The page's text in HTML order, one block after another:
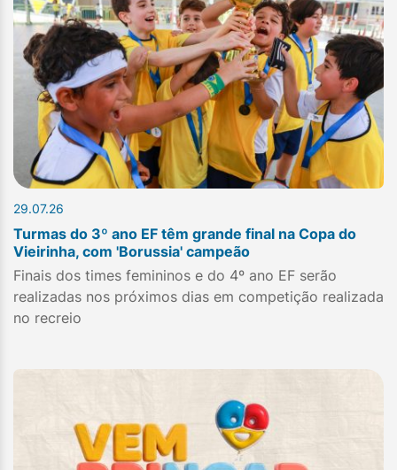
29.07.26
Turmas do 3º ano EF têm grande final na Copa do
Vieirinha, com 'Borussia' campeão
Finais dos times femininos e do 4º ano EF serão
realizadas nos próximos dias em competição realizada
no recreio